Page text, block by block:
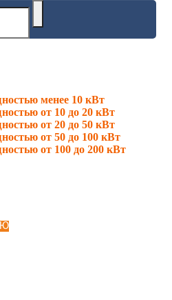
менее 10 кВт
от 10 до 20 кВт
от 20 до 50 кВт
от 50 до 100 кВт
от 100 до 200 кВт